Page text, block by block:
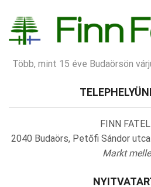
Több, mint 15 éve Budaörsön
FINN
2040 Budaörs, Petőfi Sándor
Markt